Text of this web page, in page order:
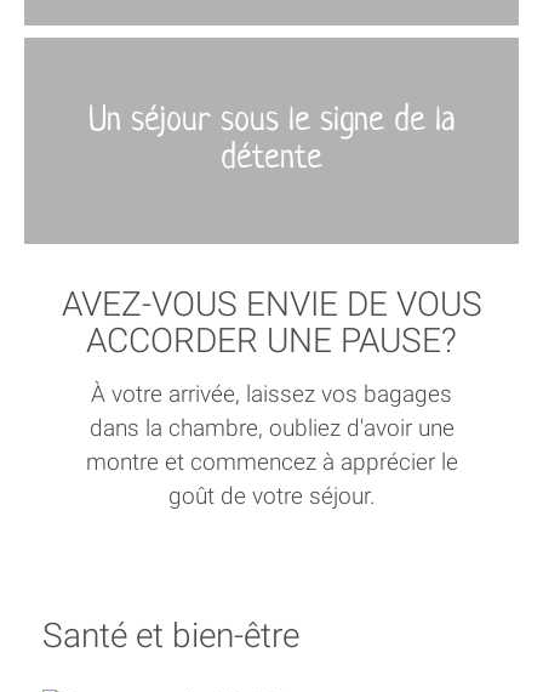
Un séjour sous le signe de la
détente
AVEZ-VOUS ENVIE DE VOUS
ACCORDER UNE PAUSE?
À votre arrivée, laissez vos bagages
dans la chambre, oubliez d'avoir une
montre et commencez à apprécier le
goût de votre séjour.
Santé et bien-être